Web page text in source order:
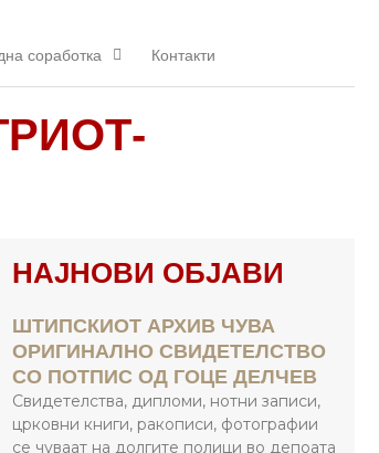
соработка Контакти
НАЈНОВИ ОБЈАВИ
ШТИПСКИОТ АРХИВ ЧУВА
ОРИГИНАЛНО СВИДЕТЕЛСТВО
СО ПОТПИС ОД ГОЦЕ ДЕЛЧЕВ
Свидетелства, дипломи, нотни записи,
црковни книги, ракописи, фотографии
се чуваат на долгите полици во депоата